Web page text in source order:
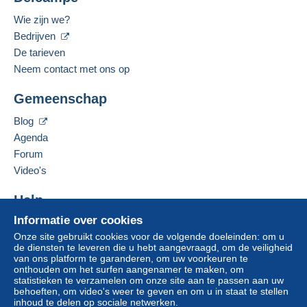
Deze zone omvat
Van 13 tot 40 items
€ 7,00
Van 41
Om toegang te krijgen tot de
Denemarken
Gesproken taal:
Engels (Verenigd Koninkrijk)
De verkoper contacteren
Informatie over cookies
Onze site gebruikt cookies voor de volgende doeleinden: om u
de diensten te leveren die u hebt aangevraagd, om de veiligheid
van ons platform te garanderen, om uw voorkeuren te
onthouden om het surfen aangenamer te maken, om
statistieken te verzamelen om onze site aan te passen aan uw
behoeften, om video's weer te geven en om u in staat te stellen
inhoud te delen op sociale netwerken.
Wie zijn we?
Bedrijven
De tarieven
Neem contact met ons op
Gemeenschap
Blog
Agenda
Forum
Video's
Help
Hulpcentrum
Kopen op Delcampe
Verkopen op Delcampe
Een beveiligde website